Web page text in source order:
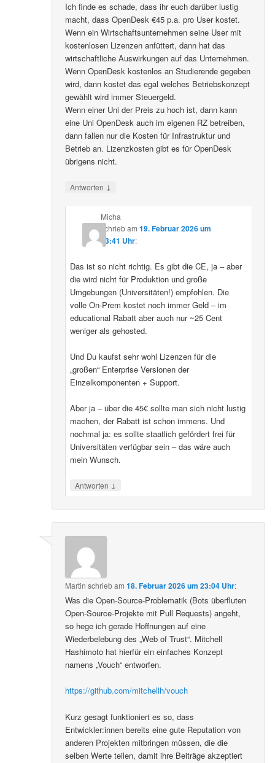
Ich finde es schade, dass ihr euch darüber lustig
macht, dass OpenDesk €45 p.a. pro User kostet.
Wenn ein Wirtschaftsunternehmen seine User mit
kostenlosen Lizenzen anfüttert, dann hat das
wirtschaftliche Auswirkungen auf das Unternehmen.
Wenn OpenDesk kostenlos an Studierende gegeben
wird, dann kostet das egal welches Betriebskonzept
gewählt wird immer Steuergeld.
Wenn einer Uni der Preis zu hoch ist, dann kann
eine Uni OpenDesk auch im eigenen RZ betreiben,
dann fallen nur die Kosten für Infrastruktur und
Betrieb an. Lizenzkosten gibt es für OpenDesk
übrigens nicht.
Antworten ↓
Micha
schriebam 19. Februar 2026 um
13:41 Uhr:
Das ist so nicht richtig. Es gibt die CE, ja – aber
die wird nicht für Produktion und große
Umgebungen (Universitäten!) empfohlen. Die
volle On-Prem kostet noch immer Geld – im
educational Rabatt aber auch nur ~25 Cent
weniger als gehosted.
Und Du kaufst sehr wohl Lizenzen für die
„großen“ Enterprise Versionen der
Einzelkomponenten + Support.
Aber ja – über die 45€ sollte man sich nicht lustig
machen, der Rabatt ist schon immens. Und
nochmal ja: es sollte staatlich gefördert frei für
Universitäten verfügbar sein – das wäre auch
mein Wunsch.
Antworten ↓
Martin schriebam18. Februar 2026 um 23:04 Uhr:
Was die Open-Source-Problematik (Bots überfluten
Open-Source-Projekte mit Pull Requests) angeht,
so hege ich gerade Hoffnungen auf eine
Wiederbelebung des „Web of Trust“. Mitchell
Hashimoto hat hierfür ein einfaches Konzept
namens „Vouch“ entworfen.
https://github.com/mitchellh/vouch
Kurz gesagt funktioniert es so, dass
Entwickler:innen bereits eine gute Reputation von
anderen Projekten mitbringen müssen, die die
selben Werte teilen, damit ihre Beiträge akzeptiert